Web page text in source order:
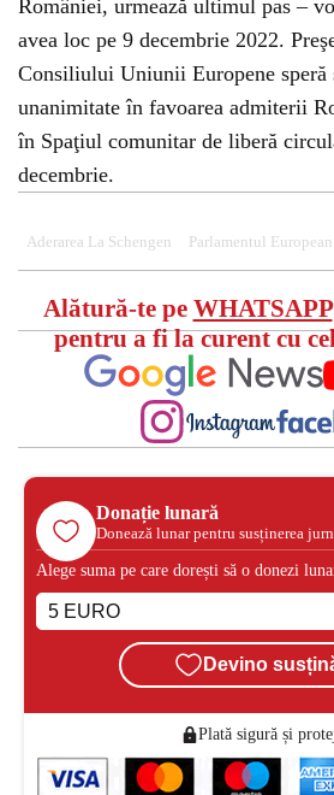
României, urmează ultimul pas –
avea loc pe 9 decembrie 2022.
Consiliului Uniunii Europene speră
unanimitate în favoarea admiterii
în Spaţiul comunitar de liberă
decembrie.
Aderarea La Schengen Parlamentul European
Alătură-te pe WHATSAPP
pentru a fi la curent cu
Donație lunară
Donează lunar pentru susținerea
Alege suma pe care dorești să o donezi
Devino
Plată sigură și